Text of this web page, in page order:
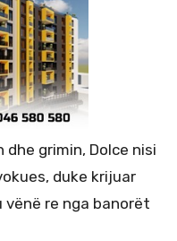
grimin, Dolce nisi
duke krijuar
vënë re nga banorët